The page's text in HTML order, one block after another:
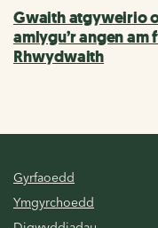
Gwaith atgyweirio
amlygu’r angen
Rhwydwaith
Gyrfaoedd
Ymgyrchoedd